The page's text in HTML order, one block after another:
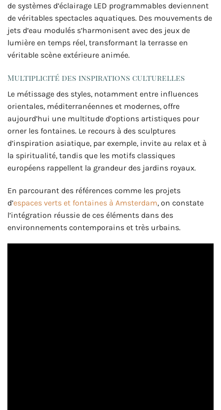
de systèmes d’éclairage LED programmables deviennent
de véritables spectacles aquatiques. Des mouvements de
jets d’eau modulés s’harmonisent avec des jeux de
lumière en temps réel, transformant la terrasse en
véritable scène extérieure animée.
Multiplicité des inspirations culturelles
Le métissage des styles, notamment entre influences
orientales, méditerranéennes et modernes, offre
aujourd’hui une multitude d’options artistiques pour
orner les fontaines. Le recours à des sculptures
d’inspiration asiatique, par exemple, invite au relax et à
la spiritualité, tandis que les motifs classiques
européens rappellent la grandeur des jardins royaux.
En parcourant des références comme les projets
d’espaces verts et fontaines à Amsterdam, on constate
l’intégration réussie de ces éléments dans des
environnements contemporains et très urbains.